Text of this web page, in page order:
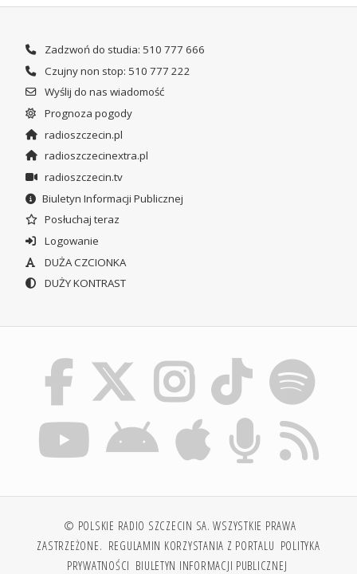
Zadzwoń do studia: 510 777 666
Czujny non stop: 510 777 222
Wyślij do nas wiadomość
Prognoza pogody
radioszczecin.pl
radioszczecinextra.pl
radioszczecin.tv
Biuletyn Informacji Publicznej
Posłuchaj teraz
Logowanie
DUŻA CZCIONKA
DUŻY KONTRAST
© POLSKIE RADIO SZCZECIN SA. WSZYSTKIE PRAWA
ZASTRZEŻONE. REGULAMIN KORZYSTANIA Z PORTALU POLITYKA
PRYWATNOŚCI BIULETYN INFORMACJI PUBLICZNEJ